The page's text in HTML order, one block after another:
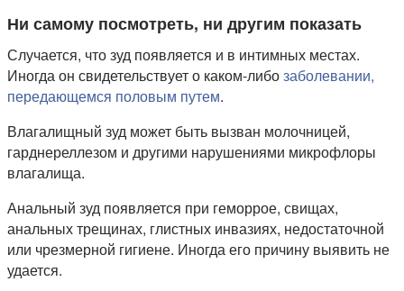
Ни самому посмотреть, ни другим показать
Случается, что зуд появляется и в интимных местах.
Иногда он свидетельствует о каком-либозаболевании,
передающемся половым путем.
Влагалищный зуд может быть вызван молочницей,
гарднереллезом и другими нарушениями микрофлоры
влагалища.
Анальный зуд появляется при геморрое, свищах,
анальных трещинах, глистных инвазиях, недостаточной
или чрезмерной гигиене. Иногда его причину выявить не
удается.